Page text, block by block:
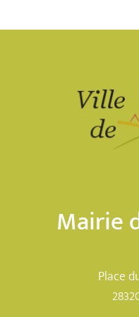
Mairie
Place